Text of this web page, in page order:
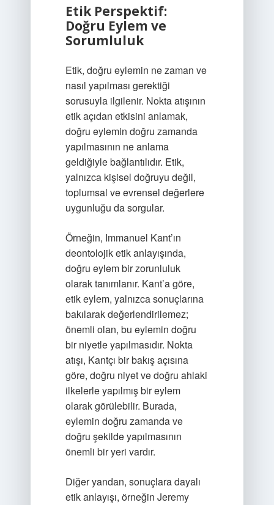
Etik Perspektif:
Doğru Eylem ve
Sorumluluk
Etik, doğru eylemin ne zaman ve
nasıl yapılması gerektiği
sorusuyla ilgilenir. Nokta atışının
etik açıdan etkisini anlamak,
doğru eylemin doğru zamanda
yapılmasının ne anlama
geldiğiyle bağlantılıdır. Etik,
yalnızca kişisel doğruyu değil,
toplumsal ve evrensel değerlere
uygunluğu da sorgular.
Örneğin, Immanuel Kant’ın
deontolojik etik anlayışında,
doğru eylem bir zorunluluk
olarak tanımlanır. Kant’a göre,
etik eylem, yalnızca sonuçlarına
bakılarak değerlendirilemez;
önemli olan, bu eylemin doğru
bir niyetle yapılmasıdır. Nokta
atışı, Kantçı bir bakış açısına
göre, doğru niyet ve doğru ahlaki
ilkelerle yapılmış bir eylem
olarak görülebilir. Burada,
eylemin doğru zamanda ve
doğru şekilde yapılmasının
önemli bir yeri vardır.
Diğer yandan, sonuçlara dayalı
etik anlayışı, örneğin Jeremy